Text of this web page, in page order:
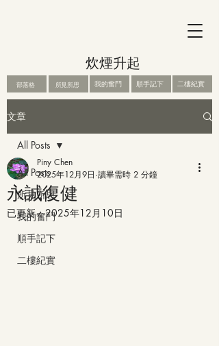
炊煙升起
所見所思 我的奮鬥 順手記下
部落格 二樓紀實
文章
All Posts
所見所思
我的奮鬥
順手記下
二樓紀實
All Posts
永誠復健
Piny Chen
2025年12月9日 讀畢需時 2 分鐘
已更新：2025年12月10日